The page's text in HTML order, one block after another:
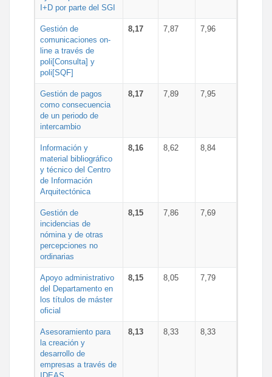
I+D por parte del SGI
Gestión de
comunicaciones on-
line a través de
poli[Consulta] y
poli[SQF]
8,17 7,87 7,96
Gestión de pagos
como consecuencia
de un periodo de
intercambio
8,17 7,89 7,95
Información y
material bibliográfico
y técnico del Centro
de Información
Arquitectónica
8,16 8,62 8,84
Gestión de
incidencias de
nómina y de otras
percepciones no
ordinarias
8,15 7,86 7,69
Apoyo administrativo
del Departamento en
los títulos de máster
oficial
8,15 8,05 7,79
Asesoramiento para
la creación y
desarrollo de
empresas a través de
IDEAS
8,13 8,33 8,33